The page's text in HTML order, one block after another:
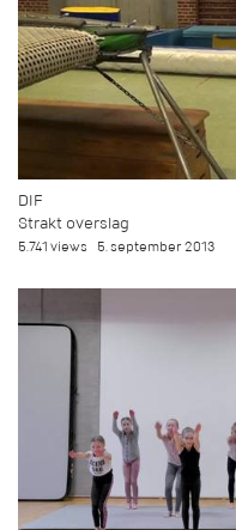
DIF
Strakt overslag
5.741 views 5. september 2013